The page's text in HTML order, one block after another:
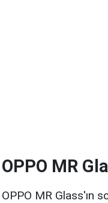
OPPO MR
OPPO MR Glass'ın